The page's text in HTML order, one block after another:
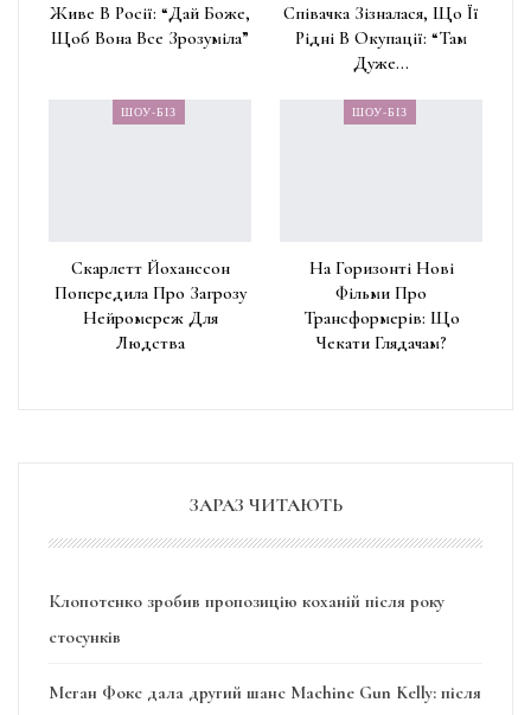
Живе В Росії: “Дай Боже,
Щоб Вона Все Зрозуміла”
Співачка Зізналася, Що Її
Рідні В Окупації: “Там
Дуже…
ШОУ-БІЗ
Скарлетт Йоханссон
Попередила Про Загрозу
Нейромереж Для
Людства
ШОУ-БІЗ
На Горизонті Нові
Фільми Про
Трансформерів: Що
Чекати Глядачам?
ЗАРАЗ ЧИТАЮТЬ
Клопотенко зробив пропозицію коханій після року
стосунків
Меган Фокс дала другий шанс Machine Gun Kelly: після